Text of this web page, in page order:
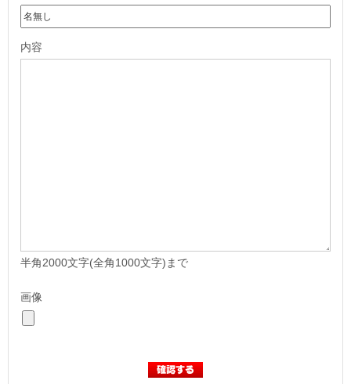
内容
半角2000文字(全角1000文字)まで
画像